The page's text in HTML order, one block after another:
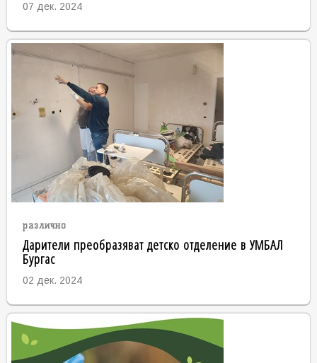
07 дек. 2024
различно
Дарители преобразяват детско отделение в УМБАЛ
Бургас
02 дек. 2024